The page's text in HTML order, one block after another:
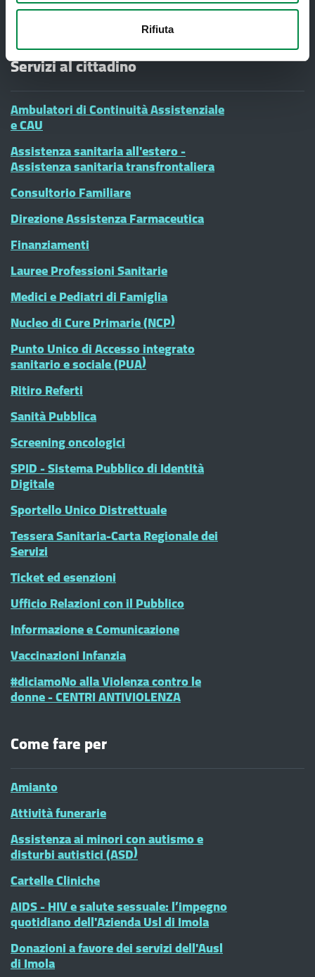
Rifiuta
Servizi al cittadino
Ambulatori di Continuità Assistenziale
e CAU
Assistenza sanitaria all'estero -
Assistenza sanitaria transfrontaliera
Consultorio Familiare
Direzione Assistenza Farmaceutica
Finanziamenti
Lauree Professioni Sanitarie
Medici e Pediatri di Famiglia
Nucleo di Cure Primarie (NCP)
Punto Unico di Accesso integrato
sanitario e sociale (PUA)
Ritiro Referti
Sanità Pubblica
Screening oncologici
SPID - Sistema Pubblico di Identità
Digitale
Sportello Unico Distrettuale
Tessera Sanitaria-Carta Regionale dei
Servizi
Ticket ed esenzioni
Ufficio Relazioni con il Pubblico
Informazione e Comunicazione
Vaccinazioni Infanzia
#diciamoNo alla Violenza contro le
donne - CENTRI ANTIVIOLENZA
Come fare per
Amianto
Attività funerarie
Assistenza ai minori con autismo e
disturbi autistici (ASD)
Cartelle Cliniche
AIDS - HIV e salute sessuale: l’impegno
quotidiano dell'Azienda Usl di Imola
Donazioni a favore dei servizi dell'Ausl
di Imola